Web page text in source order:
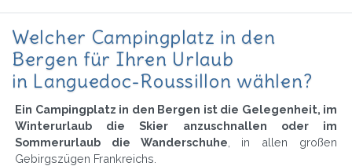
Welcher Campingplatz in den
Bergen für Ihren Urlaub
in Languedoc-Roussillon wählen?
Ein Campingplatz in den Bergen ist die Gelegenheit, im
Winterurlaub die Skier anzuschnallen oder im
Sommerurlaub die Wanderschuhe , in allen großen
Gebirgszügen Frankreichs.